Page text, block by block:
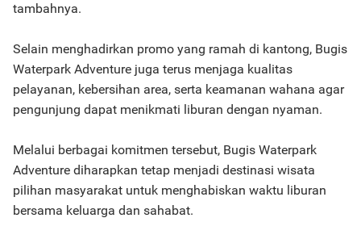
tambahnya.
Selain menghadirkan promo yang ramah di kantong, Bugis
Waterpark Adventure juga terus menjaga kualitas
pelayanan, kebersihan area, serta keamanan wahana agar
pengunjung dapat menikmati liburan dengan nyaman.
Melalui berbagai komitmen tersebut, Bugis Waterpark
Adventure diharapkan tetap menjadi destinasi wisata
pilihan masyarakat untuk menghabiskan waktu liburan
bersama keluarga dan sahabat.